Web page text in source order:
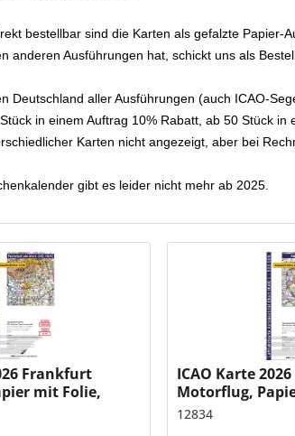
bestellbar sind die Karten als gefalzte
anderen Ausführungen hat, schickt uns als
Deutschland aller Ausführungen (auch ICAO-
in einem Auftrag 10% Rabatt, ab 50 Stück
Karten nicht angezeigt, aber bei
gibt es leider nicht mehr ab 2025.
Frankfurt
mit Folie,
mit...
ICAO Karte
Motorflug,
gefalzt,
12834